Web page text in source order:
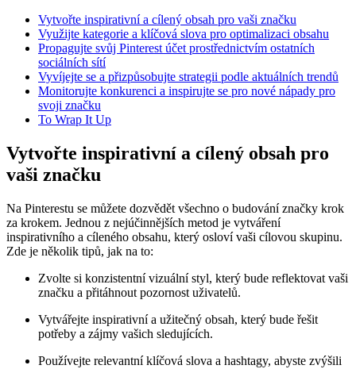
Vytvořte inspirativní a cílený obsah pro vaši značku
Využijte kategorie a klíčová slova pro optimalizaci obsahu
Propagujte svůj Pinterest účet prostřednictvím ostatních
sociálních sítí
Vyvíjejte se a přizpůsobujte strategii podle aktuálních trendů
Monitorujte konkurenci a inspirujte se pro nové nápady pro
svoji značku
To Wrap It Up
Vytvořte inspirativní a cílený obsah pro
vaši značku
Na Pinterestu se můžete dozvědět všechno o budování značky krok
za krokem. Jednou z nejúčinnějších metod je vytváření
inspirativního a cíleného obsahu, který osloví vaši cílovou skupinu.
Zde je několik tipů, jak na to:
Zvolte si konzistentní vizuální styl, který bude reflektovat vaši
značku a přitáhnout pozornost uživatelů.
Vytvářejte inspirativní a užitečný obsah, který bude řešit
potřeby a zájmy vašich sledujících.
Používejte relevantní klíčová slova a hashtagy, abyste zvýšili